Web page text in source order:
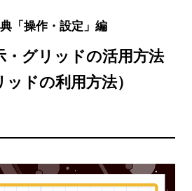
「操作・設定」編
・グリッドの活用方法
ッドの利用方法）